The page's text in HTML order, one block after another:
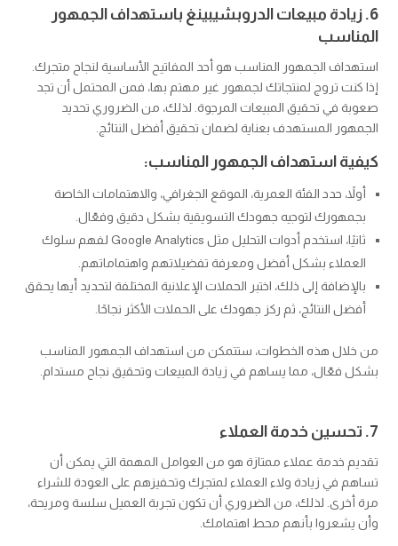
6. زيادة مبيعات الدروبشيبينغ باستهداف الجمهور
المناسب
استهداف الجمهور المناسب هو أحد المفاتيح الأساسية لنجاح متجرك.
إذا كنت تروج لمنتجاتك لجمهور غير مهتم بها، فمن المحتمل أن تجد
صعوبة في تحقيق المبيعات المرجوة. لذلك، من الضروري تحديد
الجمهور المستهدف بعناية لضمان تحقيق أفضل النتائج.
كيفية استهداف الجمهور المناسب:
أولاً، حدد الفئة العمرية، الموقع الجغرافي، والاهتمامات الخاصة
بجمهورك لتوجيه جهودك التسويقية بشكل دقيق وفعّال.
ثانيًا، استخدم أدوات التحليل مثل Google Analytics لفهم سلوك
العملاء بشكل أفضل ومعرفة تفضيلاتهم واهتماماتهم.
بالإضافة إلى ذلك، اختبر الحملات الإعلانية المختلفة لتحديد أيها يحقق
أفضل النتائج، ثم ركز جهودك على الحملات الأكثر نجاحًا.
من خلال هذه الخطوات، ستتمكن من استهداف الجمهور المناسب
بشكل فعّال، مما يساهم في زيادة المبيعات وتحقيق نجاح مستدام.
7. تحسين خدمة العملاء
تقديم خدمة عملاء ممتازة هو من العوامل المهمة التي يمكن أن
تساهم في زيادة ولاء العملاء لمتجرك وتحفيزهم على العودة للشراء
مرة أخرى. لذلك، من الضروري أن تكون تجربة العميل سلسة ومريحة،
وأن يشعروا بأنهم محط اهتمامك.